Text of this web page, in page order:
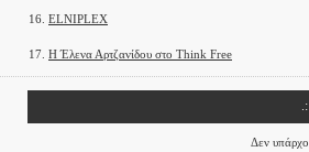
16. ELNIPLEX
17. Η Έλενα Αρτζανίδου στο Think Free
Δεν